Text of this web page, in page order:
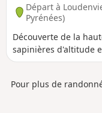
Départ à
Pyrénées)
Découverte de la
sapinières d'altitude
Pour plus de